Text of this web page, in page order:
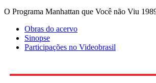
O Programa Manhattan que Você não Viu
Obras do acervo
Sinopse
Participações no Videobrasil